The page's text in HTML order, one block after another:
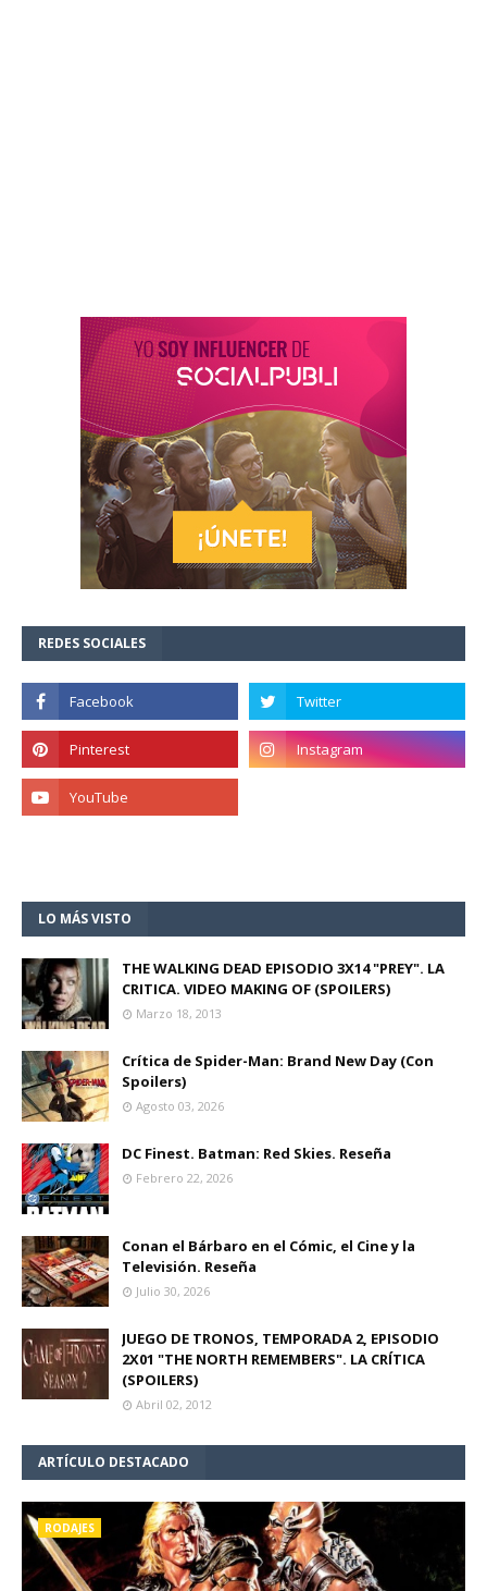
REDES SOCIALES
LO MÁS VISTO
THE WALKING DEAD EPISODIO 3X14 "PREY". LA
CRITICA. VIDEO MAKING OF (SPOILERS)
Marzo 18, 2013
Crítica de Spider-Man: Brand New Day (Con
Spoilers)
Agosto 03, 2026
DC Finest. Batman: Red Skies. Reseña
Febrero 22, 2026
Conan el Bárbaro en el Cómic, el Cine y la
Televisión. Reseña
Julio 30, 2026
JUEGO DE TRONOS, TEMPORADA 2, EPISODIO
2X01 "THE NORTH REMEMBERS". LA CRÍTICA
(SPOILERS)
Abril 02, 2012
ARTÍCULO DESTACADO
RODAJES